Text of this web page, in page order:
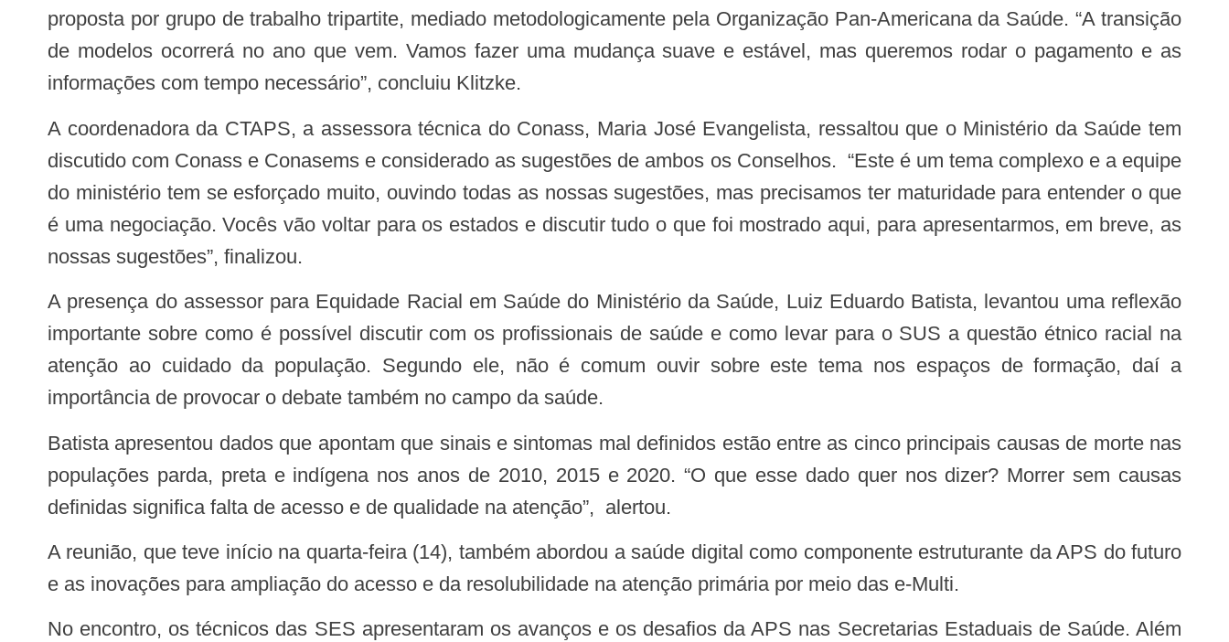
proposta por grupo de trabalho tripartite, mediado metodologicamente pela Organização Pan-Americana da Saúde. “A transição
de modelos ocorrerá no ano que vem. Vamos fazer uma mudança suave e estável, mas queremos rodar o pagamento e as
informações com tempo necessário”, concluiu Klitzke.
A coordenadora da CTAPS, a assessora técnica do Conass, Maria José Evangelista, ressaltou que o Ministério da Saúde tem
discutido com Conass e Conasems e considerado as sugestões de ambos os Conselhos. “Este é um tema complexo e a equipe
do ministério tem se esforçado muito, ouvindo todas as nossas sugestões, mas precisamos ter maturidade para entender o que
é uma negociação. Vocês vão voltar para os estados e discutir tudo o que foi mostrado aqui, para apresentarmos, em breve, as
nossas sugestões”, finalizou.
A presença do assessor para Equidade Racial em Saúde do Ministério da Saúde, Luiz Eduardo Batista, levantou uma reflexão
importante sobre como é possível discutir com os profissionais de saúde e como levar para o SUS a questão étnico racial na
atenção ao cuidado da população. Segundo ele, não é comum ouvir sobre este tema nos espaços de formação, daí a
importância de provocar o debate também no campo da saúde.
Batista apresentou dados que apontam que sinais e sintomas mal definidos estão entre as cinco principais causas de morte nas
populações parda, preta e indígena nos anos de 2010, 2015 e 2020. “O que esse dado quer nos dizer? Morrer sem causas
definidas significa falta de acesso e de qualidade na atenção”, alertou.
A reunião, que teve início na quarta-feira (14), também abordou a saúde digital como componente estruturante da APS do futuro
e as inovações para ampliação do acesso e da resolubilidade na atenção primária por meio das e-Multi.
No encontro, os técnicos das SES apresentaram os avanços e os desafios da APS nas Secretarias Estaduais de Saúde. Além